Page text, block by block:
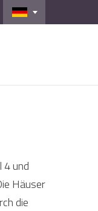
4 und
Häuser
die